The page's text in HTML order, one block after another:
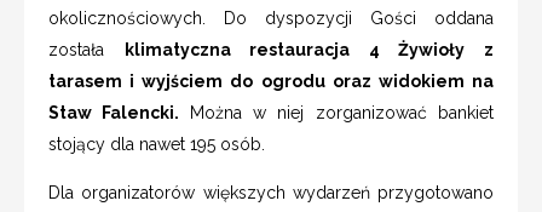
okolicznościowych. Do dyspozycji Gości oddana
została
klimatyczna restauracja 4 Żywioły z
tarasem i wyjściem do ogrodu oraz widokiem na
Staw Falencki.
Można w niej zorganizować bankiet
stojący dla nawet 195 osób.
Dla organizatorów większych wydarzeń przygotowano